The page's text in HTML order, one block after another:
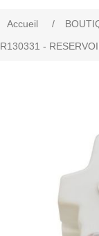
Accueil /
R130331 -